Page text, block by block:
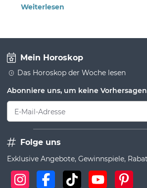
Weiterlesen
Mein Horoskop
Das Horoskop der Woche lesen
Abonniere uns, um keine
E-Mail-Adresse
Folge uns
Exklusive Angebote, Gewinnspiele,